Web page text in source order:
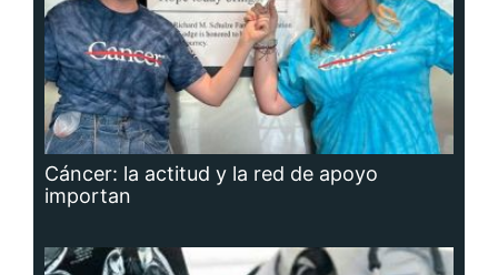
Cáncer: la actitud y la red de apoyo
importan